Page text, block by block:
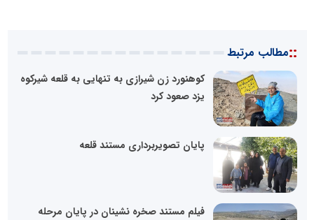
::مطالب مرتبط
کوهنورد زن شیرازی به تنهایی به قلعه شیرکوه
یزد صعود کرد
پایان تصویربرداری مستند قلعه
فیلم مستند صخره نشینان در پایان مرحله